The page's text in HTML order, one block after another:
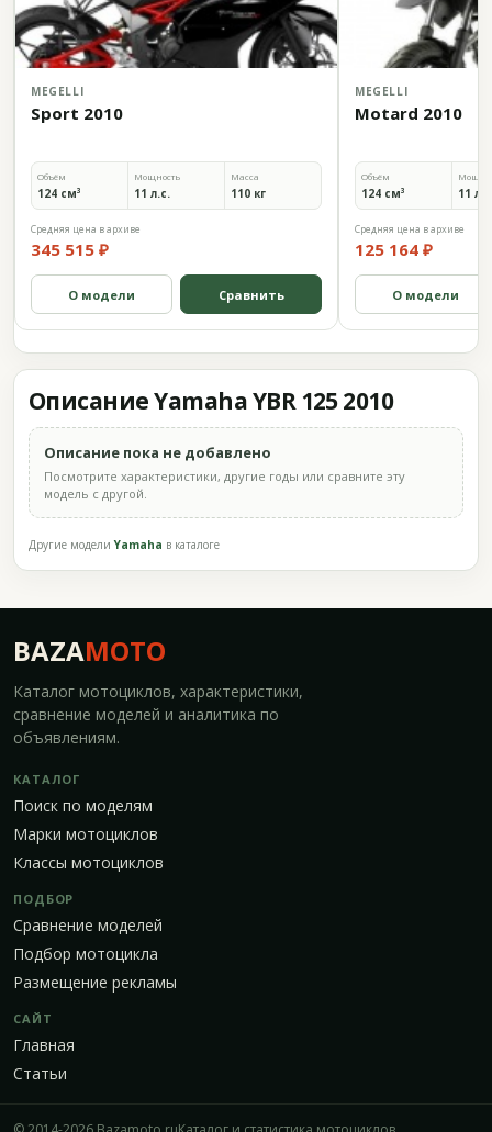
MEGELLI
Sport 2010
Объём
124 см³
Мощность
11 л.с.
Масса
110 кг
Средняя цена в архиве
345 515 ₽
О модели Сравнить
MEGELLI
Motard 2010
Объём
124 см³ 11
Средняя цена в архиве
125 164 ₽
О модели
Описание Yamaha YBR 125 2010
Описание пока не добавлено
Посмотрите характеристики, другие годы или сравните эту
модель с другой.
Другие моделиYamaha в каталоге
BAZAMOTO
Каталог мотоциклов, характеристики,
сравнение моделей и аналитика по
объявлениям.
КАТАЛОГ
Поиск по моделям
Марки мотоциклов
Классы мотоциклов
ПОДБОР
Сравнение моделей
Подбор мотоцикла
Размещение рекламы
САЙТ
Главная
Статьи